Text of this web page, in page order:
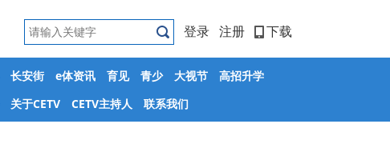
登录 注册 下载
长安街 e体资讯 育见 青少 大视节
高招升学
关于CETV CETV主持人 联系我们